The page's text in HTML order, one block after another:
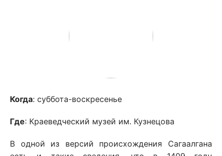
Когда: суббота-воскресенье
Где: Краеведческий музей им. Кузнецова
В одной из версий происхождения Сагаалгана